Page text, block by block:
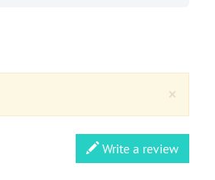
×
Write a review